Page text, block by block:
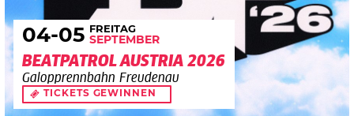
04-05 FREITAG
SEPTEMBER
BEATPATROL AUSTRIA 2026
Galopprennbahn Freudenau
TICKETS GEWINNEN